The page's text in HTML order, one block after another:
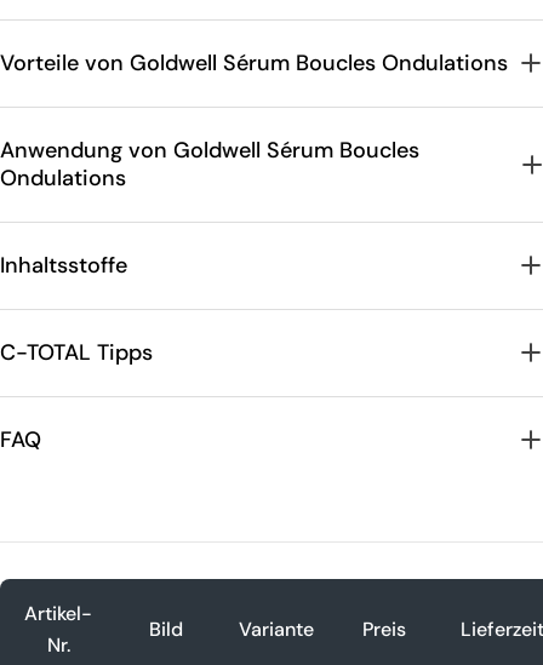
Vorteile von Goldwell Sérum Boucles Ondulations
Anwendung von Goldwell Sérum Boucles
Ondulations
Inhaltsstoffe
C-TOTAL Tipps
FAQ
Artikel-
Nr.
Bild Variante Preis Lieferzeit